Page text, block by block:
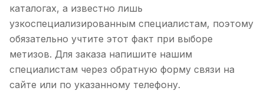
каталогах, а известно лишь
узкоспециализированным специалистам, поэтому
обязательно учтите этот факт при выборе
метизов. Для заказа напишите нашим
специалистам через обратную форму связи на
сайте или по указанному телефону.